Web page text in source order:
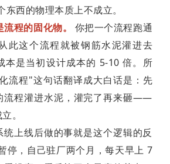
西的物理本质上不成立。
程的固化物。
你把一个流程跑通
此这个流程就被钢筋水泥灌进去
本是当初设计成本的 5-10 倍。所
流程"这句话翻译成大白话是：先
流程灌进水泥，灌完了再来砸——
。
上线后做的事就是这个逻辑的反
停，自己驻厂两个月，每天早上 7